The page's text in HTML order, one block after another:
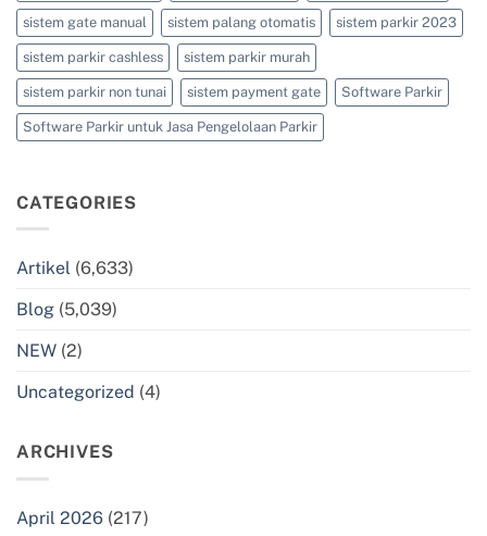
sistem gate manual sistem palang otomatis sistem parkir 2023
sistem parkir cashless sistem parkir murah
sistem parkir non tunai sistem payment gate Software Parkir
Software Parkir untuk Jasa Pengelolaan Parkir
CATEGORIES
Artikel (6,633)
Blog (5,039)
NEW (2)
Uncategorized (4)
ARCHIVES
April 2026 (217)